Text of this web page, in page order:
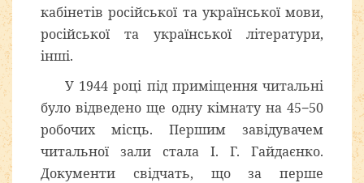
кабінетів російської та української мови,
російської та української літератури,
інші.
У 1944 році під приміщення читальні
було відведено ще одну кімнату на 45−50
робочих місць. Першим завідувачем
читальної зали стала І. Г. Гайдаєнко.
Документи свідчать, що за перше